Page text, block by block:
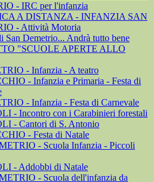
- IRC per l'infanzia
A DISTANZA - INFANZIA SAN
- Attività Motoria
San Demetrio... Andrà tutto bene
"SCUOLE APERTE ALLO
- Infanzia - A teatro
- Infanzia e Primaria - Festa di
- Infanzia - Festa di Carnevale
- Incontro con i Carabinieri forestali
- Cantori di S. Antonio
- Festa di Natale
- Scuola Infanzia - Piccoli
- Addobbi di Natale
- Scuola dell'infanzia da